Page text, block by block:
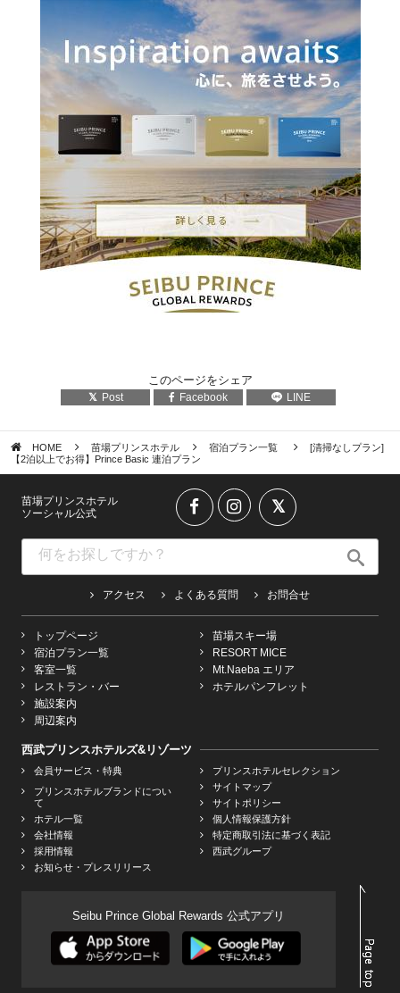
このページをシェア
Post Facebook LINE
HOME 苗場プリンスホテル 宿泊プラン一覧
[清掃なしプラン]
【2泊以上でお得】Prince Basic 連泊プラン
苗場プリンスホテル
ソーシャル公式
アクセス よくある質問 お問合せ
トップページ
宿泊プラン一覧
客室一覧
レストラン・バー
施設案内
周辺案内
苗場スキー場
RESORT MICE
Mt.Naeba エリア
ホテルパンフレット
西武プリンスホテルズ&リゾーツ
会員サービス・特典
プリンスホテルブランドについ
て
ホテル一覧
会社情報
採用情報
お知らせ・プレスリリース
プリンスホテルセレクション
サイトマップ
サイトポリシー
個人情報保護方針
特定商取引法に基づく表記
西武グループ
Seibu Prince Global Rewards 公式アプリ